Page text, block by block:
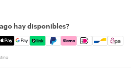
hay disponibles?
Discover, Apple Pay, Google